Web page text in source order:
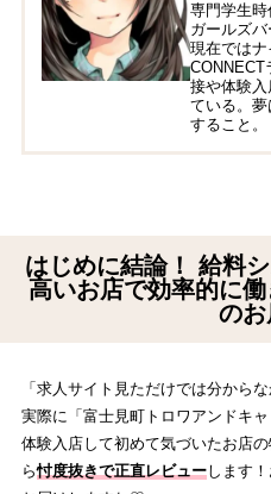
専門学生
ガールズバ
現在では
CONNECT
接や体験入
ている。
すること。
はじめに結論！ 給料
高いお店で効率的に
のお
「求人サイト見ただけでは分から
実際に「富士見町トロワアンドキ
体験入店して初めて気づいたお店
ら忖度抜きで正直レビューします